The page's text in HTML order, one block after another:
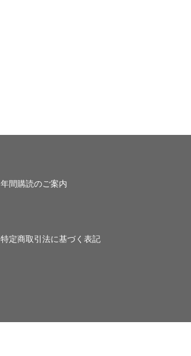
年間購読のご案内
特定商取引法に基づく表記